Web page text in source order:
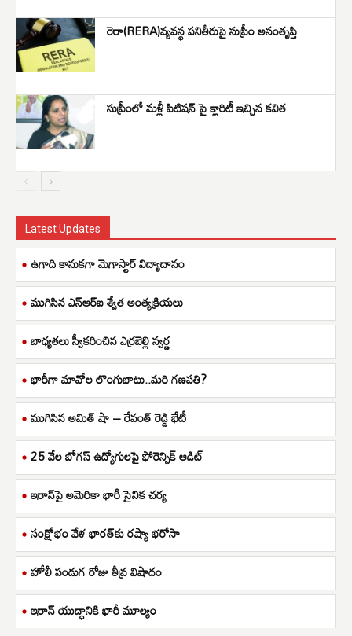
రెరా(RERA)వ్యవస్థ పనితీరుపై సుప్రీం అసంతృప్తి
సుప్రీంలో మళ్లీ పిటిషన్ పై క్లారిటీ ఇచ్చిన కవిత
Latest Updates
ఉగాది కానుకగా మెగాస్టార్ విద్యాదానం
ముగిసిన ఎన్ఆర్ఐ శ్వేత అంత్యక్రియలు
బాధ్యతలు స్వీకరించిన ఎర్రబెల్లి స్వర్ణ
భారీగా మావోల లొంగుబాటు..మరి గణపతి?
ముగిసిన అమిత్ షా – రేవంత్ రెడ్డి భేటీ
25 వేల బోగస్ ఉద్యోగులపై ఫోరెన్సిక్ ఆడిట్
ఇరాన్‌పై అమెరికా భారీ సైనిక చర్య
సంక్షోభం వేళ భారత్‌కు రష్యా భరోసా
హోలీ పండుగ రోజు తీవ్ర విషాదం
ఇరాన్ యుద్ధానికి భారీ మూల్యం